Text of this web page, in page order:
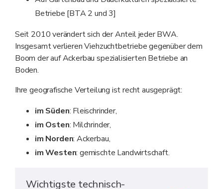
Betriebe [BTA 2 und 3]
Seit 2010 verändert sich der Anteil jeder BWA.
Insgesamt verlieren Viehzuchtbetriebe gegenüber dem
Boom der auf Ackerbau spezialisierten Betriebe an
Boden.
Ihre geografische Verteilung ist recht ausgeprägt:
im Süden: Fleischrinder,
im Osten: Milchrinder,
im Norden: Ackerbau,
im Westen: gemischte Landwirtschaft.
Wichtigste technisch-